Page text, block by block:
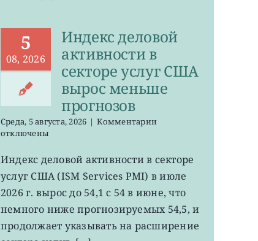
5
08, 2026
Индекс деловой
активности в
секторе услуг США
вырос меньше
прогнозов
Среда, 5 августа, 2026 | Комментариик
деловой
активности
в
секторе
США
вырос
отключены
Индекс деловой активности в секторе
услуг США (ISM Services PMI) в июле
2026 г. вырос до 54,1 с 54 в июне, что
немного ниже прогнозируемых 54,5, и
продолжает указывать на расширение